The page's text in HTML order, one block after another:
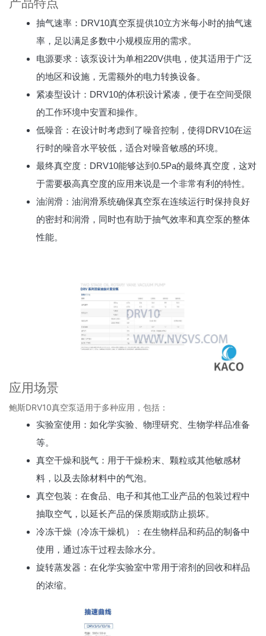
抽气速率：DRV10真空泵提供10立方米每小时的抽气速
率，足以满足多数中小规模应用的需求。
电源要求：该泵设计为单相220V供电，使其适用于广泛
的地区和设施，无需额外的电力转换设备。
紧凑型设计：DRV10的体积设计紧凑，便于在空间受限
的工作环境中安置和操作。
低噪音：在设计时考虑到了噪音控制，使得DRV10在运
行时的噪音水平较低，适合对噪音敏感的环境。
最终真空度：DRV10能够达到0.5Pa的最终真空度，这对
于需要极高真空度的应用来说是一个非常有利的特性。
油润滑：油润滑系统确保真空泵在连续运行时保持良好
的密封和润滑，同时也有助于抽气效率和真空泵的整体
性能。
应用场景
鲍斯DRV10真空泵适用于多种应用，包括：
实验室使用：如化学实验、物理研究、生物学样品准备
等。
真空干燥和脱气：用于干燥粉末、颗粒或其他敏感材
料，以及去除材料中的气泡。
真空包装：在食品、电子和其他工业产品的包装过程中
抽取空气，以延长产品的保质期或防止损坏。
冷冻干燥（冷冻干燥机）：在生物样品和药品的制备中
使用，通过冻干过程去除水分。
旋转蒸发器：在化学实验室中常用于溶剂的回收和样品
的浓缩。